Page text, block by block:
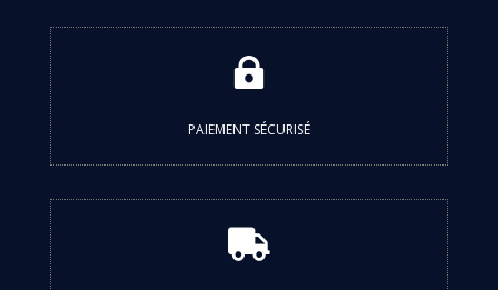

PAIEMENT SÉCURISÉ
